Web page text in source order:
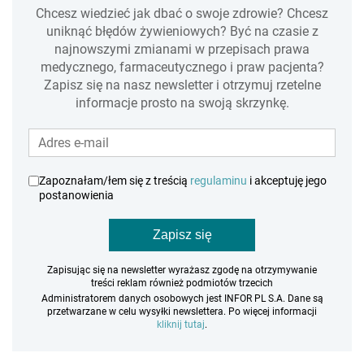
Chcesz wiedzieć jak dbać o swoje zdrowie? Chcesz
uniknąć błędów żywieniowych? Być na czasie z
najnowszymi zmianami w przepisach prawa
medycznego, farmaceutycznego i praw pacjenta?
Zapisz się na nasz newsletter i otrzymuj rzetelne
informacje prosto na swoją skrzynkę.
Zapoznałam/łem się z treścią regulaminu i akceptuję jego
postanowienia
Zapisz się
Zapisując się na newsletter wyrażasz zgodę na otrzymywanie
treści reklam również podmiotów trzecich
Administratorem danych osobowych jest INFOR PL S.A. Dane są
przetwarzane w celu wysyłki newslettera. Po więcej informacji
kliknij tutaj.